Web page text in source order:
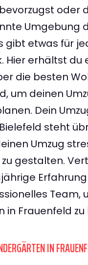
oder
Umgebung
gibt etwas für
Hier erhältst du
die besten
um deinen
Dein
steht
Umzug
gestalten.
Team,
in Frauenfeld
IN